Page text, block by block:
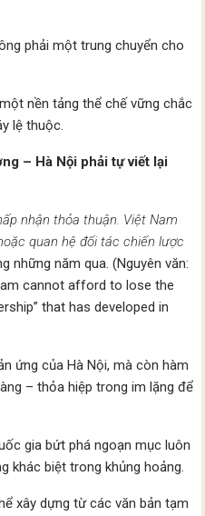
phải một trung chuyển cho
nền tảng thể chế vững chắc
lệ thuộc.
– Hà Nội phải tự viết lại
nhận thỏa thuận. Việt Nam
quan hệ đối tác chiến lược
những năm qua. (Nguyên văn:
cannot afford to lose the
that has developed in
ứng của Hà Nội, mà còn hàm
– thỏa hiệp trong im lặng để
gia bứt phá ngoạn mục luôn
khác biệt trong khủng hoảng.
xây dựng từ các văn bản tạm